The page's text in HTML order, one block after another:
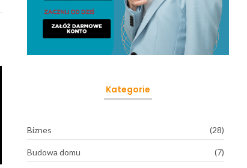
Kategorie
Biznes (28)
Budowa domu (7)